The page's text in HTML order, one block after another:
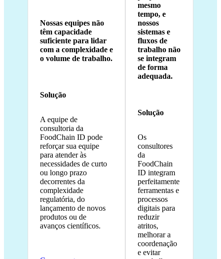
Nossas equipes não
têm capacidade
suficiente para lidar
com a complexidade e
o volume de trabalho.
Solução
A equipe de
consultoria da
FoodChain ID pode
reforçar sua equipe
para atender às
necessidades de curto
ou longo prazo
decorrentes da
complexidade
regulatória, do
lançamento de novos
produtos ou de
avanços científicos.
mesmo
tempo, e
nossos
sistemas e
fluxos de
trabalho não
se integram
de forma
adequada.
Solução
Os
consultores
da
FoodChain
ID integram
perfeitamente
ferramentas e
processos
digitais para
reduzir
atritos,
melhorar a
coordenação
e evitar